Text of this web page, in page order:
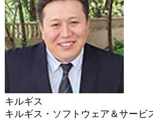
キルギス
キルギス・ソフトウェア＆サービ